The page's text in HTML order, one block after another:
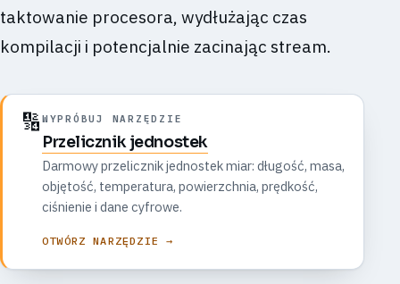
taktowanie procesora, wydłużając czas
kompilacji i potencjalnie zacinając stream.
🔢 WYPRÓBUJ NARZĘDZIE
Przelicznik jednostek
Darmowy przelicznik jednostek miar: długość, masa,
objętość, temperatura, powierzchnia, prędkość,
ciśnienie i dane cyfrowe.
OTWÓRZ NARZĘDZIE →